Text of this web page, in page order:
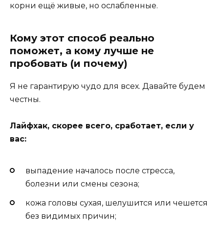
корни ещё живые, но ослабленные.
Кому этот способ реально
поможет, а кому лучше не
пробовать (и почему)
Я не гарантирую чудо для всех. Давайте будем
честны.
Лайфхак, скорее всего, сработает, если у
вас:
выпадение началось после стресса,
болезни или смены сезона;
кожа головы сухая, шелушится или чешется
без видимых причин;